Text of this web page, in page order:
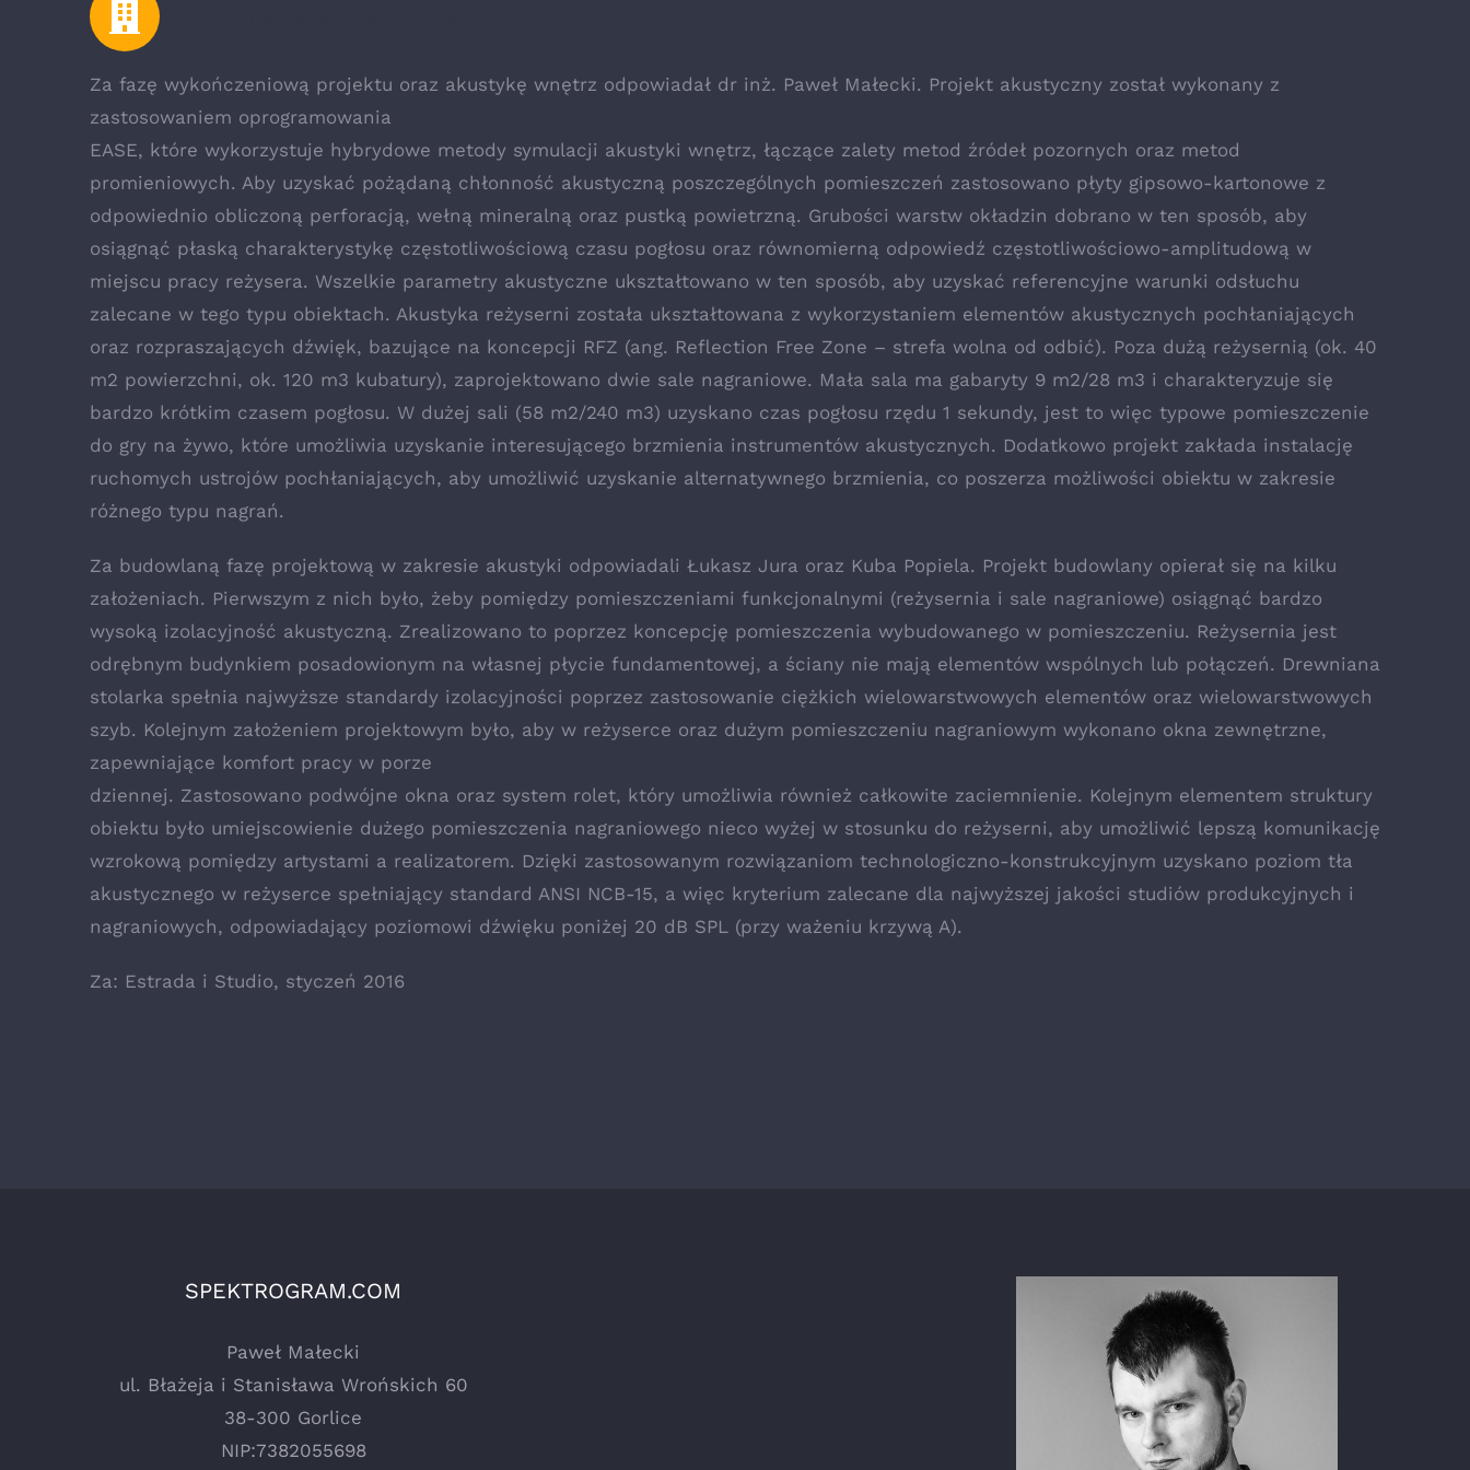
Za fazę wykończeniową projektu oraz akustykę wnętrz odpowiadał dr inż. Paweł Małecki. Projekt akustyczny został wykonany z
zastosowaniem oprogramowania
EASE, które wykorzystuje hybrydowe metody symulacji akustyki wnętrz, łączące zalety metod źródeł pozornych oraz metod
promieniowych. Aby uzyskać pożądaną chłonność akustyczną poszczególnych pomieszczeń zastosowano płyty gipsowo-kartonowe z
odpowiednio obliczoną perforacją, wełną mineralną oraz pustką powietrzną. Grubości warstw okładzin dobrano w ten sposób, aby
osiągnąć płaską charakterystykę częstotliwościową czasu pogłosu oraz równomierną odpowiedź częstotliwościowo-amplitudową w
miejscu pracy reżysera. Wszelkie parametry akustyczne ukształtowano w ten sposób, aby uzyskać referencyjne warunki odsłuchu
zalecane w tego typu obiektach. Akustyka reżyserni została ukształtowana z wykorzystaniem elementów akustycznych pochłaniających
oraz rozpraszających dźwięk, bazujące na koncepcji RFZ (ang. Reflection Free Zone – strefa wolna od odbić). Poza dużą reżysernią (ok. 40
m2 powierzchni, ok. 120 m3 kubatury), zaprojektowano dwie sale nagraniowe. Mała sala ma gabaryty 9 m2/28 m3 i charakteryzuje się
bardzo krótkim czasem pogłosu. W dużej sali (58 m2/240 m3) uzyskano czas pogłosu rzędu 1 sekundy, jest to więc typowe pomieszczenie
do gry na żywo, które umożliwia uzyskanie interesującego brzmienia instrumentów akustycznych. Dodatkowo projekt zakłada instalację
ruchomych ustrojów pochłaniających, aby umożliwić uzyskanie alternatywnego brzmienia, co poszerza możliwości obiektu w zakresie
różnego typu nagrań.
Za budowlaną fazę projektową w zakresie akustyki odpowiadali Łukasz Jura oraz Kuba Popiela. Projekt budowlany opierał się na kilku
założeniach. Pierwszym z nich było, żeby pomiędzy pomieszczeniami funkcjonalnymi (reżysernia i sale nagraniowe) osiągnąć bardzo
wysoką izolacyjność akustyczną. Zrealizowano to poprzez koncepcję pomieszczenia wybudowanego w pomieszczeniu. Reżysernia jest
odrębnym budynkiem posadowionym na własnej płycie fundamentowej, a ściany nie mają elementów wspólnych lub połączeń. Drewniana
stolarka spełnia najwyższe standardy izolacyjności poprzez zastosowanie ciężkich wielowarstwowych elementów oraz wielowarstwowych
szyb. Kolejnym założeniem projektowym było, aby w reżyserce oraz dużym pomieszczeniu nagraniowym wykonano okna zewnętrzne,
zapewniające komfort pracy w porze
dziennej. Zastosowano podwójne okna oraz system rolet, który umożliwia również całkowite zaciemnienie. Kolejnym elementem struktury
obiektu było umiejscowienie dużego pomieszczenia nagraniowego nieco wyżej w stosunku do reżyserni, aby umożliwić lepszą komunikację
wzrokową pomiędzy artystami a realizatorem. Dzięki zastosowanym rozwiązaniom technologiczno-konstrukcyjnym uzyskano poziom tła
akustycznego w reżyserce spełniający standard ANSI NCB-15, a więc kryterium zalecane dla najwyższej jakości studiów produkcyjnych i
nagraniowych, odpowiadający poziomowi dźwięku poniżej 20 dB SPL (przy ważeniu krzywą A).
Za: Estrada i Studio, styczeń 2016
SPEKTROGRAM.COM
Paweł Małecki
ul. Błażeja i Stanisława Wrońskich 60
38-300 Gorlice
NIP:7382055698